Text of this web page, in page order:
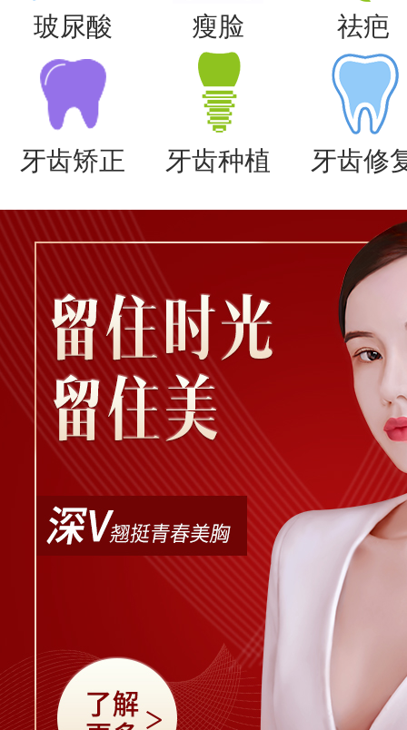
玻尿酸 瘦脸 祛疤
牙齿矫正 牙齿种植 牙齿修